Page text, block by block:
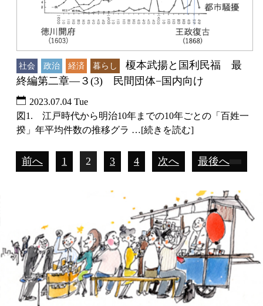
社会 政治 経済 暮らし
榎本武揚と国利民福 最
終編第二章―３(3) 民間団体−国内向け
2023.07.04 Tue
図1. 江戸時代から明治10年までの10年ごとの「百姓一
揆」年平均件数の推移グラ …[続きを読む]
前へ 1 2 3 4 次へ 最後へ